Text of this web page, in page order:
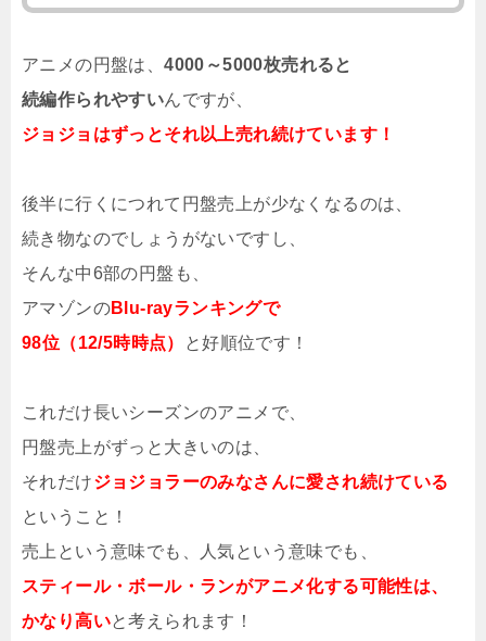
アニメの円盤は、4000～5000枚売れると
続編作られやすいんですが、
ジョジョはずっとそれ以上売れ続けています！
後半に行くにつれて円盤売上が少なくなるのは、
続き物なのでしょうがないですし、
そんな中6部の円盤も、
アマゾンのBlu-rayランキングで
98位（12/5時時点）
と好順位です！
これだけ長いシーズンのアニメで、
円盤売上がずっと大きいのは、
それだけジョジョラーのみなさんに愛され続けている
ということ！
売上という意味でも、人気という意味でも、
スティール・ボール・ランがアニメ化する可能性は、
かなり高いと考えられます！